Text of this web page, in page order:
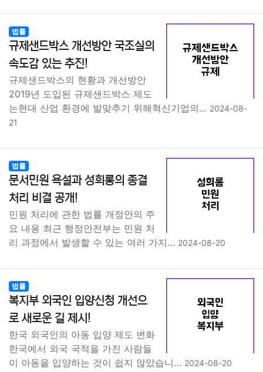
법률
규제샌드박스 개선방안 국조실의
속도감 있는 추진!
규제샌드박스의 현황과 개선방안
2019년 도입된 규제샌드박스 제도
는현대 산업 환경에 발맞추기 위해혁신기업의… 2024-08-
21
법률
문서민원 욕설과 성희롱의 종결
처리 비결 공개!
민원 처리에 관한 법률 개정안의 주
요 내용 최근 행정안전부는 민원 처
리 과정에서 발생할 수 있는 여러 가지… 2024-08-20
법률
복지부 외국인 입양신청 개선으
로 새로운 길 제시!
한국 외국인의 아동 입양 제도 변화
한국에서 외국 국적을 가진 사람들
이 아동을 입양하는 것이 쉽지 않았습니… 2024-08-20